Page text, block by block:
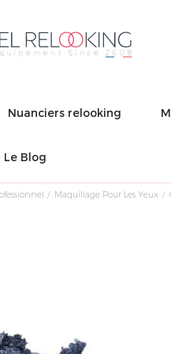
Nuanciers relooking
Le Blog
Maquillage Pour Les Yeux